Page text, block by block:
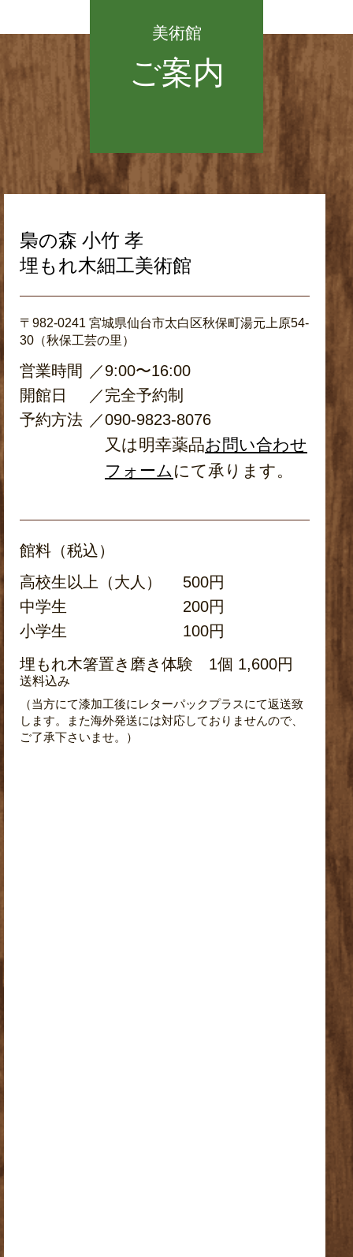
美術館
ご案内
梟の森 小竹 孝
埋もれ木細工美術館
〒982-0241 宮城県仙台市太白区秋保町湯元上原54-
30（秋保工芸の里）
営業時間 ／9:00〜16:00
開館日
／完全予約制
予約方法 ／090-9823-8076
又は明幸薬品お問い合わせ
フォーム にて承ります。
館料（税込）
高校生以上（大人）
500円
中学生
200円
小学生
100円
埋もれ木箸置き磨き体験 1個 1,600円
送料込み
（当方にて漆加工後にレターパックプラスにて返送致
します。また海外発送には対応しておりませんので、
ご了承下さいませ。）